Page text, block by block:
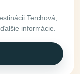
Terchová,
informácie.